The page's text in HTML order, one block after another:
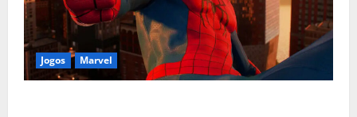
Jogos Marvel